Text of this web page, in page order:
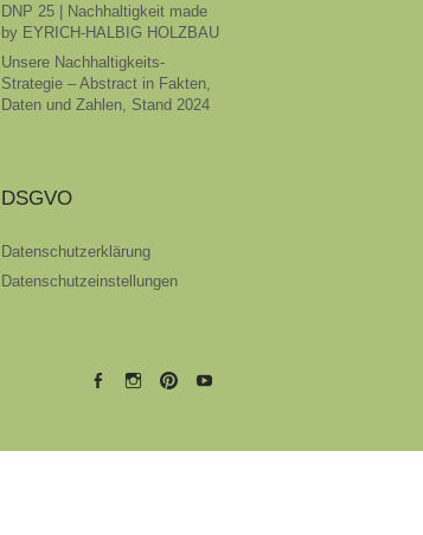
DNP 25 | Nachhaltigkeit made
by EYRICH-HALBIG HOLZBAU
Unsere Nachhaltigkeits-
Strategie – Abstract in Fakten,
Daten und Zahlen, Stand 2024
DSGVO
Datenschutzerklärung
Datenschutzeinstellungen
HOLZBAUHOLZBAUHOLZBAUHOLZBAU